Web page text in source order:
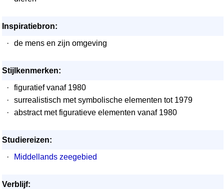
Inspiratiebron:
·
de mens en zijn omgeving
Stijlkenmerken:
·
figuratief vanaf 1980
·
surrealistisch met symbolische elementen tot 1979
·
abstract met figuratieve elementen vanaf 1980
Studiereizen:
·
Middellands zeegebied
Verblijf: